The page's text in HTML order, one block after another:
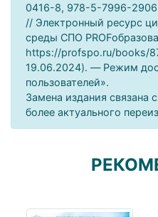
0416-8, 978-5-7996-
// Электронный ресурс
среды СПО
https://profspo.ru/books/
19.06.2024). — Режим
пользователей».
Замена издания связана
более актуального